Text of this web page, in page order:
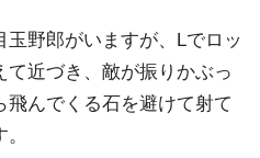
玉野郎がいますが、Lでロッ
て近づき、敵が振りかぶっ
んでくる石を避けて射て